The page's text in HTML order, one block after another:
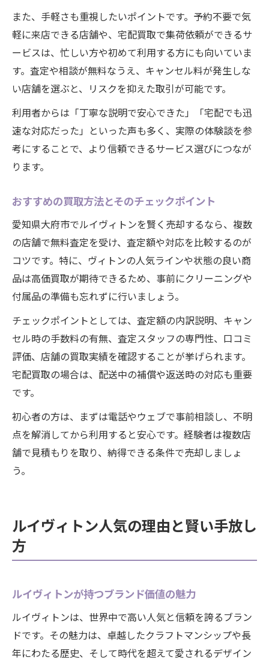
また、手軽さも重視したいポイントです。予約不要で気
軽に来店できる店舗や、宅配買取で集荷依頼ができるサ
ービスは、忙しい方や初めて利用する方にも向いていま
す。査定や相談が無料なうえ、キャンセル料が発生しな
い店舗を選ぶと、リスクを抑えた取引が可能です。
利用者からは「丁寧な説明で安心できた」「宅配でも迅
速な対応だった」といった声も多く、実際の体験談を参
考にすることで、より信頼できるサービス選びにつなが
ります。
おすすめの買取方法とそのチェックポイント
愛知県大府市でルイヴィトンを賢く売却するなら、複数
の店舗で無料査定を受け、査定額や対応を比較するのが
コツです。特に、ヴィトンの人気ラインや状態の良い商
品は高価買取が期待できるため、事前にクリーニングや
付属品の準備も忘れずに行いましょう。
チェックポイントとしては、査定額の内訳説明、キャン
セル時の手数料の有無、査定スタッフの専門性、口コミ
評価、店舗の買取実績を確認することが挙げられます。
宅配買取の場合は、配送中の補償や返送時の対応も重要
です。
初心者の方は、まずは電話やウェブで事前相談し、不明
点を解消してから利用すると安心です。経験者は複数店
舗で見積もりを取り、納得できる条件で売却しましょ
う。
ルイヴィトン人気の理由と賢い手放し
方
ルイヴィトンが持つブランド価値の魅力
ルイヴィトンは、世界中で高い人気と信頼を誇るブラン
ドです。その魅力は、卓越したクラフトマンシップや長
年にわたる歴史、そして時代を超えて愛されるデザイン